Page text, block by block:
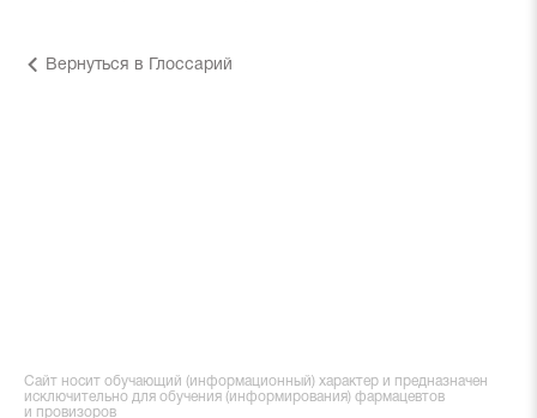
Вернуться в Глоссарий
Сайт носит обучающий (информационный) характер и предназначен
исключительно для обучения (информирования) фармацевтов
и провизоров